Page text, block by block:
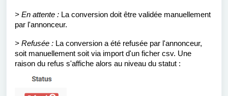
> En attente : La conversion doit être validée manuellement
par l'annonceur.
> Refusée : La conversion a été refusée par l'annonceur,
soit manuellement soit via import d'un ficher csv. Une
raison du refus s'affiche alors au niveau du statut :